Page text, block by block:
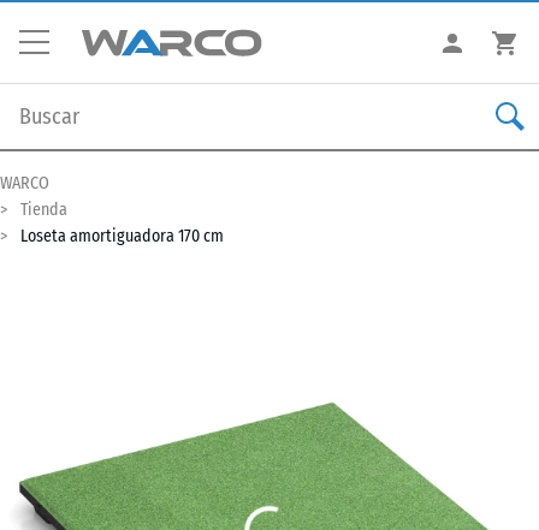
WARCO
Tienda
Loseta amortiguadora 170 cm